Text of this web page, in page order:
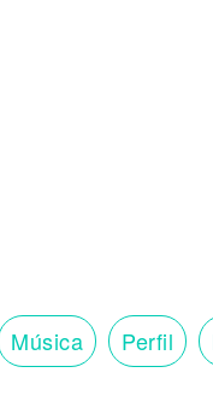
Música Perfil